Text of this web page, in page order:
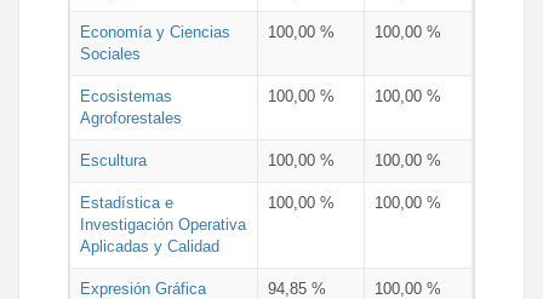
Economía y Ciencias
Sociales
100,00 % 100,00 %
Ecosistemas
Agroforestales
100,00 % 100,00 %
Escultura 100,00 % 100,00 %
Estadística e
Investigación Operativa
Aplicadas y Calidad
100,00 % 100,00 %
Expresión Gráfica
94,85 % 100,00 %